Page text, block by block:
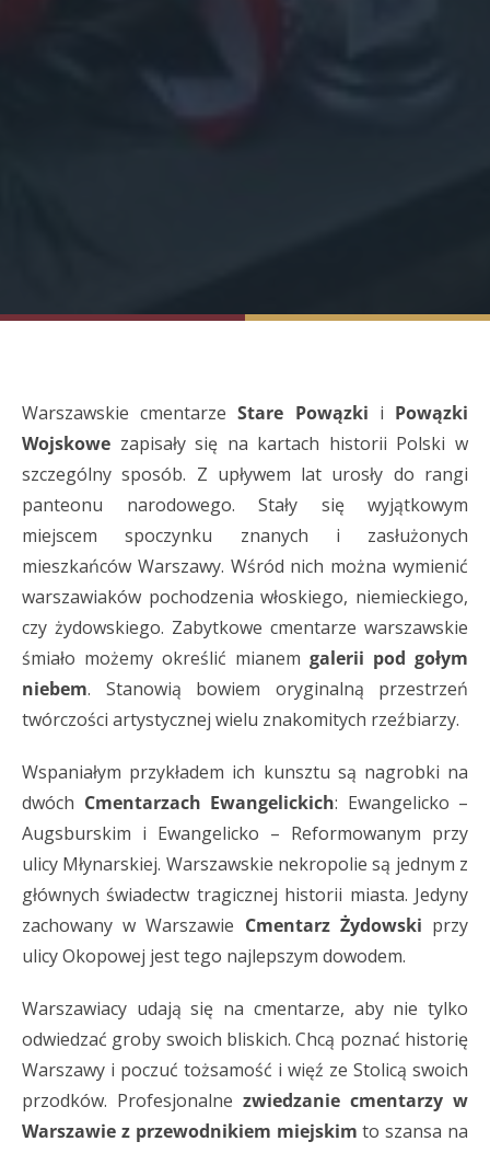
Warszawskie cmentarzeStare Powązki i Powązki
Wojskowe zapisały się na kartach historii Polski w
szczególny sposób. Z upływem lat urosły do rangi
panteonu narodowego. Stały się wyjątkowym
miejscem spoczynku znanych i zasłużonych
mieszkańców Warszawy. Wśród nich można wymienić
warszawiaków pochodzenia włoskiego, niemieckiego,
czy żydowskiego. Zabytkowe cmentarze warszawskie
śmiało możemy określić mianem galerii pod gołym
niebem. Stanowią bowiem oryginalną przestrzeń
twórczości artystycznej wielu znakomitych rzeźbiarzy.
Wspaniałym przykładem ich kunsztu są nagrobki na
dwóch Cmentarzach Ewangelickich: Ewangelicko –
Augsburskim i Ewangelicko – Reformowanym przy
ulicy Młynarskiej. Warszawskie nekropolie są jednym z
głównych świadectw tragicznej historii miasta. Jedyny
zachowany w Warszawie Cmentarz Żydowski przy
ulicy Okopowej jest tego najlepszym dowodem.
Warszawiacy udają się na cmentarze, aby nie tylko
odwiedzać groby swoich bliskich. Chcą poznać historię
Warszawy i poczuć tożsamość i więź ze Stolicą swoich
przodków. Profesjonalne zwiedzanie cmentarzy w
Warszawie z przewodnikiem miejskim to szansa na